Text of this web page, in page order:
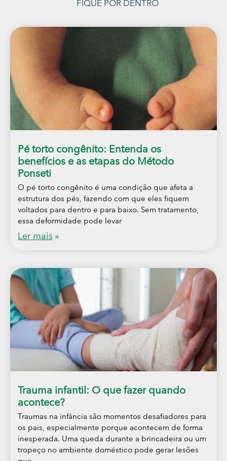
FIQUE POR DENTRO
Pé torto congênito: Entenda os
benefícios e as etapas do Método
Ponseti
O pé torto congênito é uma condição que afeta a
estrutura dos pés, fazendo com que eles fiquem
voltados para dentro e para baixo. Sem tratamento,
essa deformidade pode levar
Ler mais »
Trauma infantil: O que fazer quando
acontece?
Traumas na infância são momentos desafiadores para
os pais, especialmente porque acontecem de forma
inesperada. Uma queda durante a brincadeira ou um
tropeço no ambiente doméstico pode gerar lesões